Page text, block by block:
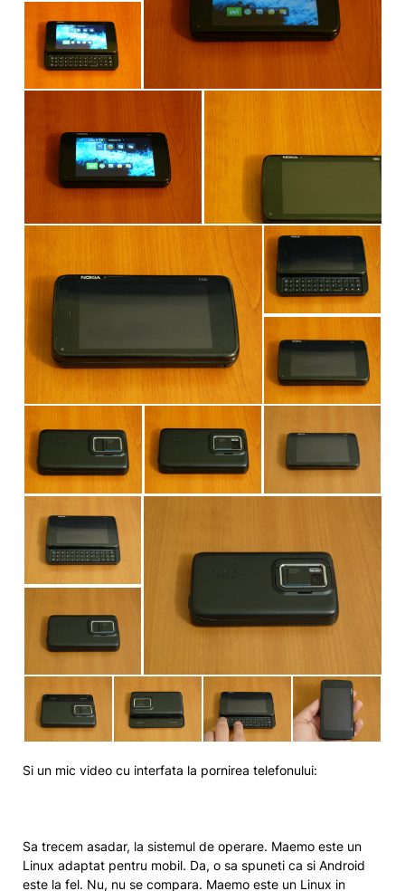
Si un mic video cu interfata la pornirea telefonului:
Sa trecem asadar, la sistemul de operare. Maemo este un
Linux adaptat pentru mobil. Da, o sa spuneti ca si Android
este la fel. Nu, nu se compara. Maemo este un Linux in